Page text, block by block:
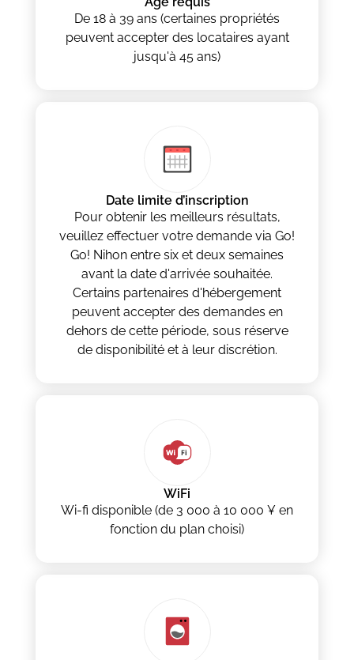
De 18 à 39 ans (certaines propriétés
peuvent accepter des locataires ayant
jusqu'à 45 ans)
Date limite d’inscription
Pour obtenir les meilleurs résultats,
veuillez effectuer votre demande via Go!
Go! Nihon entre six et deux semaines
avant la date d'arrivée souhaitée.
Certains partenaires d'hébergement
peuvent accepter des demandes en
dehors de cette période, sous réserve
de disponibilité et à leur discrétion.
WiFi
Wi-fi disponible (de 3 000 à 10 000 ¥ en
fonction du plan choisi)